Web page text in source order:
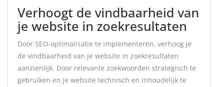
Verhoogt de vindbaarheid van
je website in zoekresultaten
Door SEO-optimalisatie te implementeren, verhoog je
de vindbaarheid van je website in zoekresultaten
aanzienlijk. Door relevante zoekwoorden strategisch te
gebruiken en je website technisch en inhoudelijk te